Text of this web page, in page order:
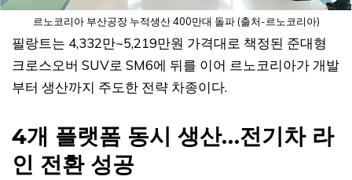
르노코리아 부산공장 누적생산 400만대 돌파 (출처-르노코리아)
필랑트는 4,332만~5,219만원 가격대로 책정된 준대형
크로스오버 SUV로 SM6에 뒤를 이어 르노코리아가 개발
부터 생산까지 주도한 전략 차종이다.
4개 플랫폼 동시 생산…전기차 라
인 전환 성공